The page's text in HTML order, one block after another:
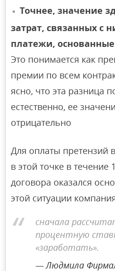
Точнее, значение
затрат, связанных с
платежи,
Это понимается как
премии по всем
ясно, что эта разница
естественно, ее
отрицательно
Для оплаты претензий
в этой точке в течение
договора оказался
этой ситуации
сначала
процентную
«заработать».
Людмила